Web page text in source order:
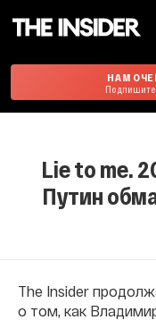
НАМ
Lie to me.
Путин
The Insider
о том, как